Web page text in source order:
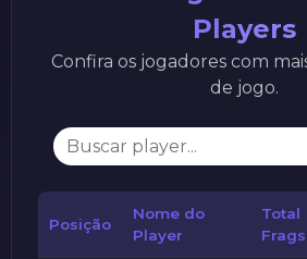
Players
Confira os jogadores com
de jogo.
Posição
Nome do
Player
Total
Frags